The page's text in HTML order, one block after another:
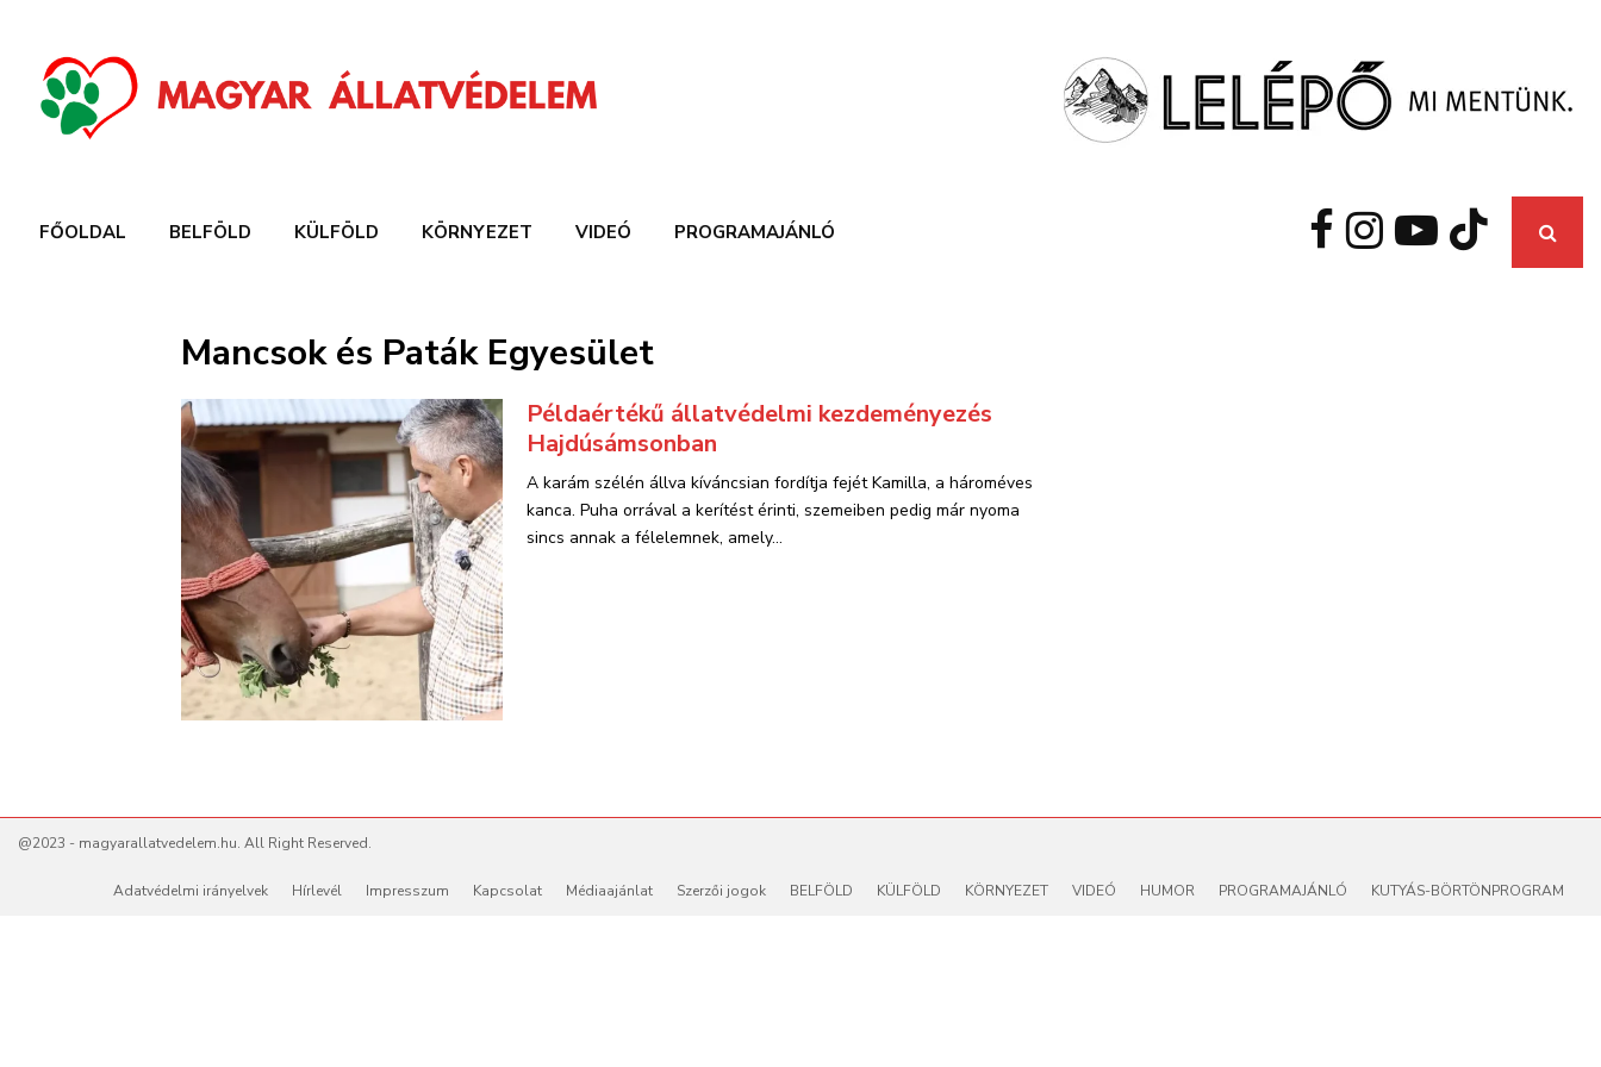
FŐOLDAL BELFÖLD KÜLFÖLD KÖRNYEZET VIDEÓ PROGRAMAJÁNLÓ
Mancsok és Paták Egyesület
Példaértékű állatvédelmi kezdeményezés
Hajdúsámsonban
A karám szélén állva kíváncsian fordítja fejét Kamilla, a hároméves
kanca. Puha orrával a kerítést érinti, szemeiben pedig már nyoma
sincs annak a félelemnek, amely...
@2023 - magyarallatvedelem.hu. All Right Reserved.
Adatvédelmi irányelvek Hírlevél Impresszum Kapcsolat Médiaajánlat Szerzői jogok BELFÖLD KÜLFÖLD KÖRNYEZET VIDEÓ HUMOR PROGRAMAJÁNLÓ KUTYÁS-BÖRTÖNPROGRAM